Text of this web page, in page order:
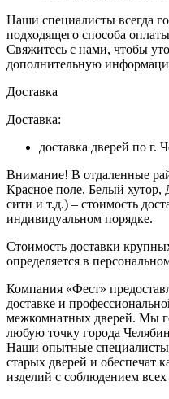
Наши специалисты всегда
подходящего способа
Свяжитесь с нами, чтобы
дополнительную
Доставка
Доставка:
доставка дверей по г.
Внимание! В отдаленные
Красное поле, Белый хутор,
сити и т.д.) – стоимость
индивидуальном порядке.
Стоимость доставки
определяется в
Компания «Фест»
доставке и
межкомнатных дверей. Мы
любую точку города
Наши опытные
старых дверей и обеспечат
изделий с соблюдением